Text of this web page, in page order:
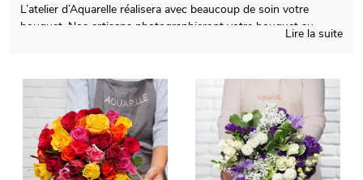
L’atelier d’Aquarelle réalisera avec beaucoup de soin votre
bouquet. Nos artisans photographieront votre bouquet au
vous assurer que le bouquet de fleurs qui sera reçu par le
destinataire sera identique à celui que vous avez sélectionné.
Puis, il sera expédié dans les meilleurs délais à Orleans. Envie de
faire encore plus plaisir ? Sans frais supplémentaire, votre
commande pourra être personnalisée avec un message ou une
photo.
Lire la suite